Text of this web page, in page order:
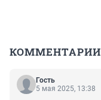
КОММЕНТАРИИ
Гость
5 мая 2025, 13:38